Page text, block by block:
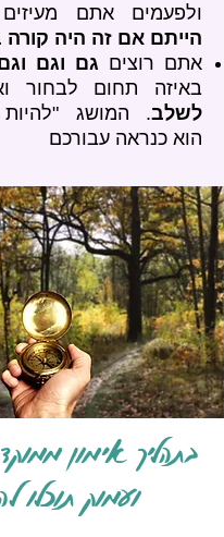
ולפעמים אתם
הייתם אם זה היה קורה
אתם רוצים גם וגם
באיזה תחום לבחור
לשלב. המושג "להיות
הוא כנראה עבורכם
בתהליך אימון
ועמוק תוכלו